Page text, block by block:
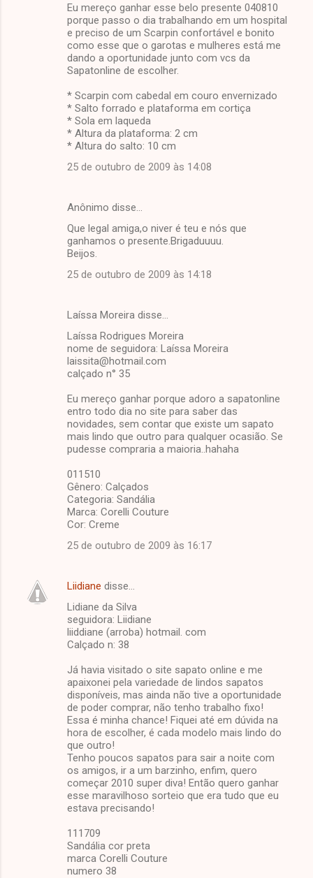
Eu mereço ganhar esse belo presente 040810
porque passo o dia trabalhando em um hospital
e preciso de um Scarpin confortável e bonito
como esse que o garotas e mulheres está me
dando a oportunidade junto com vcs da
Sapatonline de escolher.
* Scarpin com cabedal em couro envernizado
* Salto forrado e plataforma em cortiça
* Sola em laqueda
* Altura da plataforma: 2 cm
* Altura do salto: 10 cm
25 de outubro de 2009 às 14:08
Anônimo disse…
Que legal amiga,o niver é teu e nós que
ganhamos o presente.Brigaduuuu.
Beijos.
25 de outubro de 2009 às 14:18
Laíssa Moreira disse…
Laíssa Rodrigues Moreira
nome de seguidora: Laíssa Moreira
laissita@hotmail.com
calçado n° 35
Eu mereço ganhar porque adoro a sapatonline
entro todo dia no site para saber das
novidades, sem contar que existe um sapato
mais lindo que outro para qualquer ocasião. Se
pudesse compraria a maioria..hahaha
011510
Gênero: Calçados
Categoria: Sandália
Marca: Corelli Couture
Cor: Creme
25 de outubro de 2009 às 16:17
Liidiane disse…
Lidiane da Silva
seguidora: Liidiane
liiddiane (arroba) hotmail. com
Calçado n: 38
Já havia visitado o site sapato online e me
apaixonei pela variedade de lindos sapatos
disponíveis, mas ainda não tive a oportunidade
de poder comprar, não tenho trabalho fixo!
Essa é minha chance! Fiquei até em dúvida na
hora de escolher, é cada modelo mais lindo do
que outro!
Tenho poucos sapatos para sair a noite com
os amigos, ir a um barzinho, enfim, quero
começar 2010 super diva! Então quero ganhar
esse maravilhoso sorteio que era tudo que eu
estava precisando!
111709
Sandália cor preta
marca Corelli Couture
numero 38